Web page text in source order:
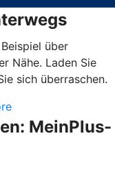
über
Nähe. Laden Sie
sich überraschen.
MeinPlus-